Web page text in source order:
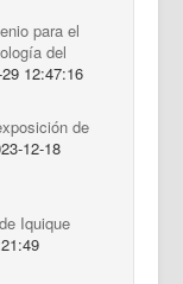
para el
del
12:47:16
de
12-18
Iquique